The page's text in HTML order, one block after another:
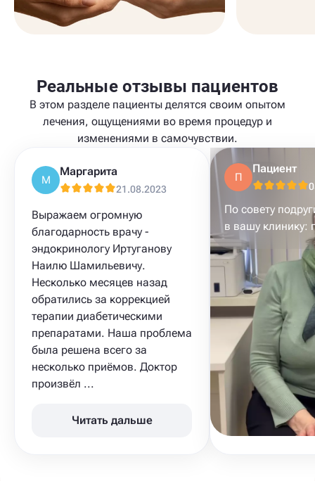
Реальные отзывы пациентов
В этом разделе пациенты делятся своим опытом
лечения, ощущениями во время процедур и
изменениями в самочувствии.
М
Маргарита
21.08.2023
Выражаем огромную
благодарность врачу -
эндокринологу Иртуганову
Наилю Шамильевичу.
Несколько месяцев назад
обратились за коррекцией
терапии диабетическими
препаратами. Наша проблема
была решена всего за
несколько приёмов. Доктор
произвёл ...
Читать дальше
01:04
П
Пациент
По совету
в вашу клинику: